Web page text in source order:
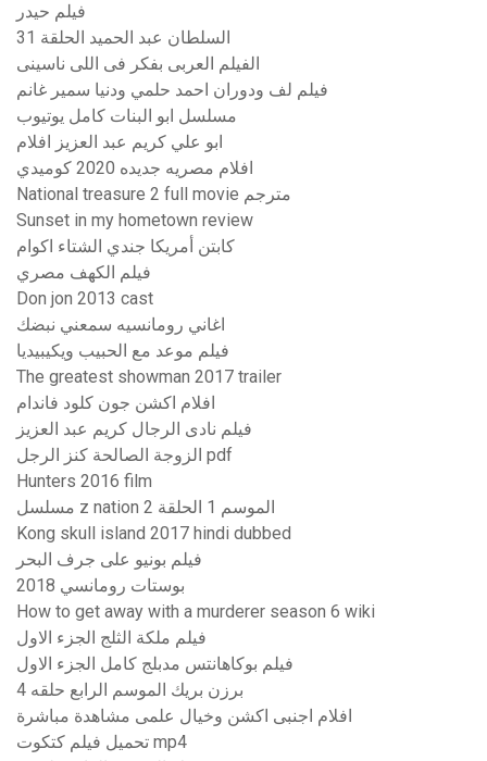
فيلم حيدر
السلطان عبد الحميد الحلقة 31
الفيلم العربى بفكر فى اللى ناسينى
فيلم لف ودوران احمد حلمي ودنيا سمير غانم
مسلسل ابو البنات كامل يوتيوب
ابو علي كريم عبد العزيز افلام
افلام مصريه جديده 2020 كوميدي
National treasure 2 full movie مترجم
Sunset in my hometown review
كابتن أمريكا جندي الشتاء اكوام
فيلم الكهف مصري
Don jon 2013 cast
اغاني رومانسيه سمعني نبضك
فيلم موعد مع الحبيب ويكيبيديا
The greatest showman 2017 trailer
افلام اكشن جون كلود فاندام
فيلم نادى الرجال كريم عبد العزيز
الزوجة الصالحة كنز الرجل pdf
Hunters 2016 film
مسلسل z nation الموسم 1 الحلقة 2
Kong skull island 2017 hindi dubbed
فيلم بونيو على جرف البحر
بوستات رومانسي 2018
How to get away with a murderer season 6 wiki
فيلم ملكة الثلج الجزء الاول
فيلم بوكاهانتس مدبلج كامل الجزء الاول
برزن بريك الموسم الرابع حلقه 4
افلام اجنبى اكشن وخيال علمى مشاهدة مباشرة
تحميل فيلم كتكوت mp4